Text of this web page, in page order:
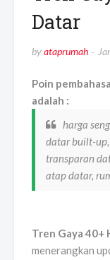
Datar
byataprumah
Poin
adalah :
harga
datar built-
transparan
atap datar,
Tren Gaya 40+
menerangkan